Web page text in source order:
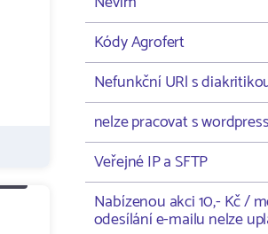
Kódy Agrofert
Nefunkční URl s
nelze pracovat s wordpress
Veřejné IP a SFTP
Nabízenou akci 10,- Kč /
odesílání e-mailu nelze